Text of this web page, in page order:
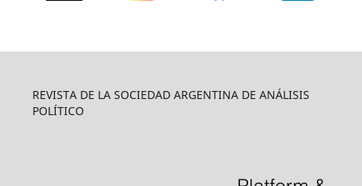
REVISTA DE LA SOCIEDAD ARGENTINA DE ANÁLISIS
POLÍTICO